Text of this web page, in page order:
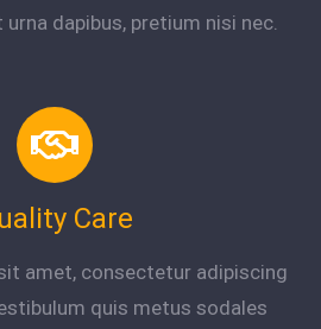
dapibus, pretium nisi nec.
Care
amet, consectetur adipiscing
quis metus sodales